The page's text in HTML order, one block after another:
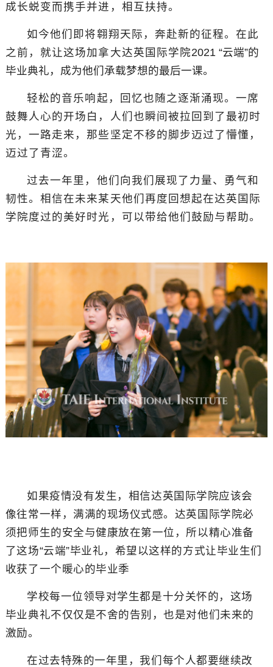
成长蜕变而携手并进，相互扶持。
如今他们即将翱翔天际，奔赴新的征程。在此
之前，就让这场加拿大达英国际学院2021 “云端”的
毕业典礼，成为他们承载梦想的最后一课。
轻松的音乐响起，回忆也随之逐渐涌现。一席
鼓舞人心的开场白，人们也瞬间被拉回到了最初时
光，一路走来，那些坚定不移的脚步迈过了懵懂，
迈过了青涩。
过去一年里，他们向我们展现了力量、勇气和
韧性。相信在未来某天他们再度回想起在达英国际
学院度过的美好时光，可以带给他们鼓励与帮助。
如果疫情没有发生，相信达英国际学院应该会
像往常一样，满满的现场仪式感。达英国际学院必
须把师生的安全与健康放在第一位，所以精心准备
了这场“云端”毕业礼，希望以这样的方式让毕业生们
收获了一个暖心的毕业季
学校每一位领导对学生都是十分关怀的，这场
毕业典礼不仅仅是不舍的告别，也是对他们未来的
激励。
在过去特殊的一年里，我们每个人都要继续改